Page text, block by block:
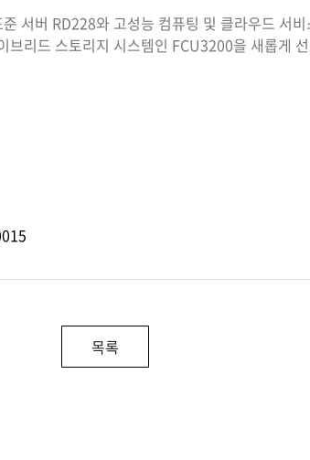
서버 RD228와 고성능 컴퓨팅 및 클라우드 서
브리드 스토리지 시스템인 FCU3200을 새롭게
목록